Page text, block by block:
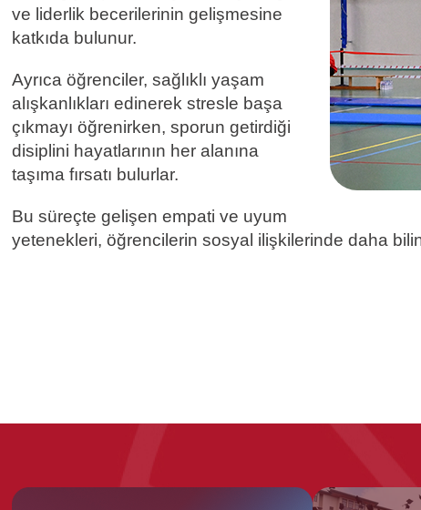
ve liderlik becerilerinin gelişmesine
katkıda bulunur.
Ayrıca öğrenciler, sağlıklı yaşam
alışkanlıkları edinerek stresle başa
çıkmayı öğrenirken, sporun getirdiği
disiplini hayatlarının her alanına
taşıma fırsatı bulurlar.
Bu süreçte gelişen empati ve uyum
yetenekleri, öğrencilerin sosyal ilişkilerinde daha